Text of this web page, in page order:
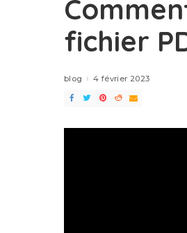
fichier
blog 4 février 2023